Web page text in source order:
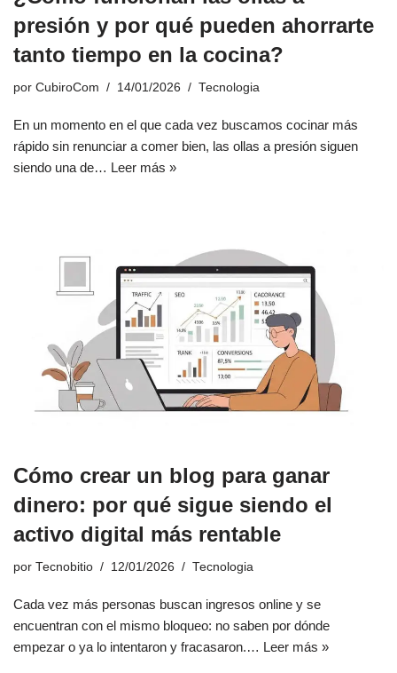
presión y por qué pueden ahorrarte
tanto tiempo en la cocina?
por CubiroCom 14/01/2026 Tecnologia
En un momento en el que cada vez buscamos cocinar más
rápido sin renunciar a comer bien, las ollas a presión siguen
siendo una de… Leer más »
Cómo crear un blog para ganar
dinero: por qué sigue siendo el
activo digital más rentable
por Tecnobitio 12/01/2026 Tecnologia
Cada vez más personas buscan ingresos online y se
encuentran con el mismo bloqueo: no saben por dónde
empezar o ya lo intentaron y fracasaron.… Leer más »